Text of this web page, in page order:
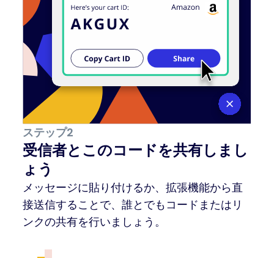
ステップ2
受信者とこのコードを共有しまし
ょう
メッセージに貼り付けるか、拡張機能から直
接送信することで、誰とでもコードまたはリ
ンクの共有を行いましょう。